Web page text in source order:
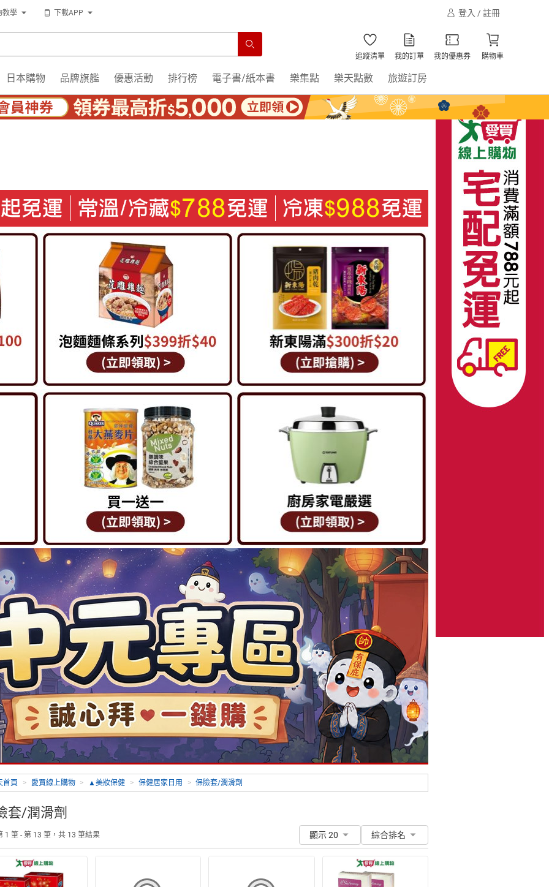
教學 下載APP 登入 / 註冊
追蹤清單 我的訂單 我的優惠券 購物車
日本購物 品牌旗艦 優惠活動 排行榜 電子書/紙本書 樂集點 樂天點數 旅遊訂房
首頁 > 愛買線上購物 > ▲美妝保健 > 保健居家日用 > 保險套/潤滑劑
套/潤滑劑
1 筆 - 第 13 筆，共 13 筆結果 顯示 20 綜合排名